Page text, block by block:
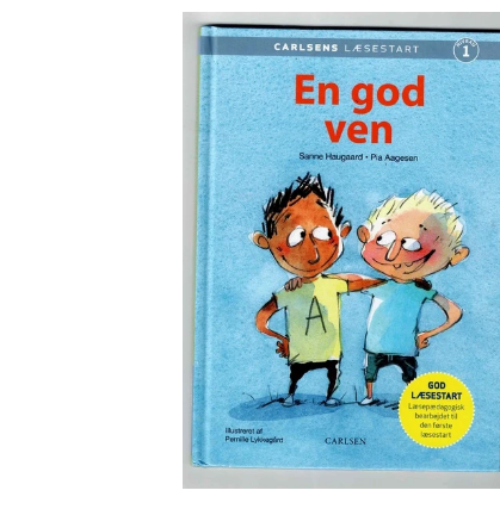
BØGER I ÅRSTAL
UDVALGTE FORFATTERE
LUDO
ALLE
NYHEDER